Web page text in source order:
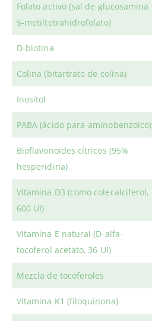
Folato activo (sal de glucosamina
5-metiltetrahidrofolato)
D-biotina
Colina (bitartrato de colina)
Inositol
PABA (ácido para-aminobenzoico)
Bioflavonoides cítricos (95%
hesperidina)
Vitamina D3 (como colecalciferol,
600 UI)
Vitamina E natural (D-alfa-
tocoferol acetato, 36 UI)
Mezcla de tocoferoles
Vitamina K1 (filoquinona)